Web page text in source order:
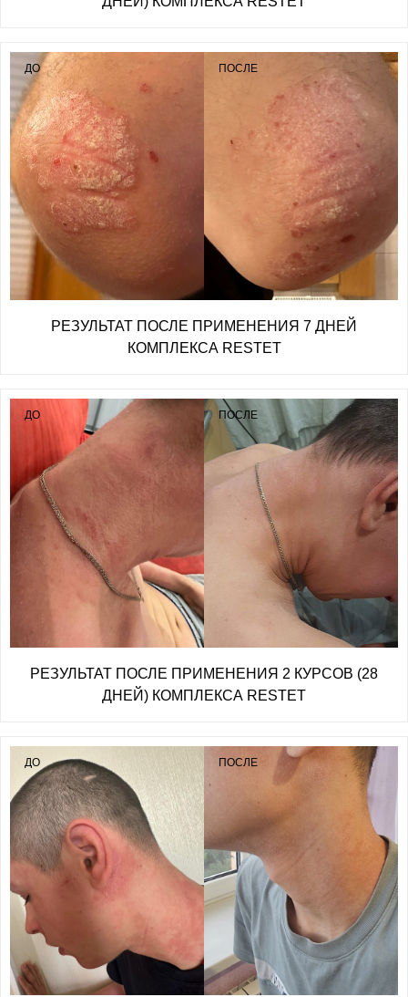
ДО ПОСЛЕ
РЕЗУЛЬТАТ ПОСЛЕ ПРИМЕНЕНИЯ 7 ДНЕЙ
КОМПЛЕКСА RESTET
ДО ПОСЛЕ
РЕЗУЛЬТАТ ПОСЛЕ ПРИМЕНЕНИЯ 2 КУРСОВ (28
ДНЕЙ) КОМПЛЕКСА RESTET
ДО ПОСЛЕ